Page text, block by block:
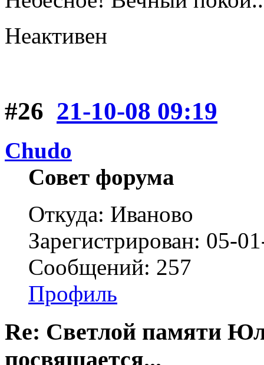
Неактивен
#26 21-10-08 09:19
Chudo
Совет форума
Откуда: Иваново
Зарегистрирован: 05-
Сообщений: 257
Профиль
Re: Светлой памяти
посвящается...